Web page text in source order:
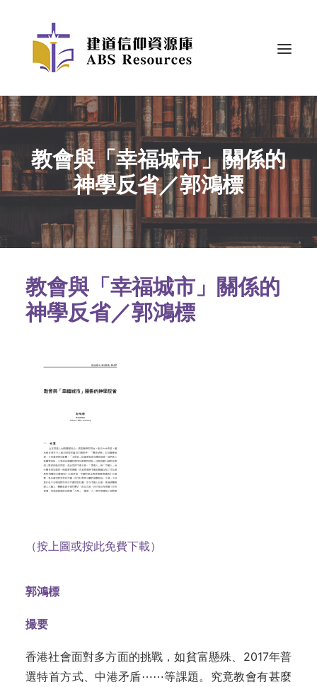
教會與「幸福城市」關係的
神學反省／郭鴻標
教會與「幸福城市」關係的
神學反省／郭鴻標
（按上圖或按此免費下載）
郭鴻標
撮要
香港社會面對多方面的挑戰，如貧富懸殊、2017年普
選特首方式、中港矛盾⋯⋯等課題。究竟教會有甚麼